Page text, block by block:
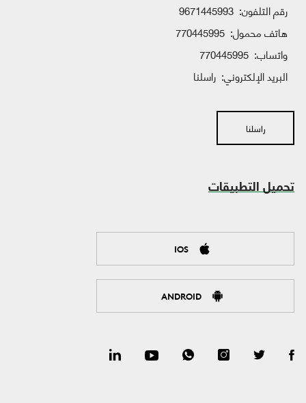
رقم التلفون: 9671445993
هاتف محمول: 770445995
واتساب:
البريد الإلكتروني: راسلنا
راسلنا
تحميل التطبيقات
IOS
ANDROID